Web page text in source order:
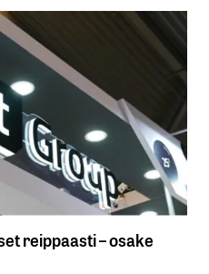
reippaasti – osake